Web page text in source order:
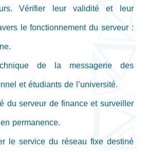
Vérifier leur validité et leur
le fonctionnement du serveur :
de la messagerie des
et étudiants de l’université.
du serveur de finance et surveiller
permanence.
le service du réseau fixe destiné